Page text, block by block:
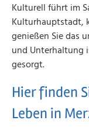
Kulturell führt im
Kulturhauptstadt,
genießen Sie das
und Unterhaltung
gesorgt.
Hier finden
Leben in